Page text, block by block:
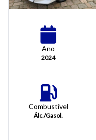
Ano
2024
Combustível
Álc./Gasol.